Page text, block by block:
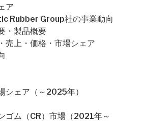
ア
Rubber Group社の事業動向
・製品概要
売上・価格・市場シェア
シェア（～2025年）
ゴム（CR）市場（2021年～